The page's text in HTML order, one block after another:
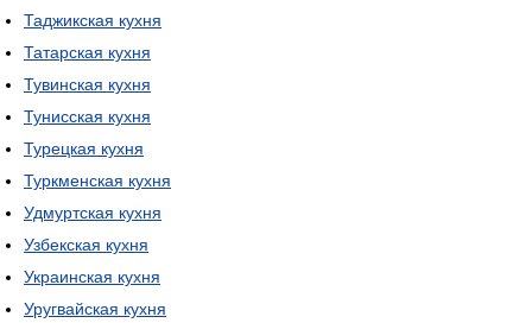
Таджикская кухня
Татарская кухня
Тувинская кухня
Тунисская кухня
Турецкая кухня
Туркменская кухня
Удмуртская кухня
Узбекская кухня
Украинская кухня
Уругвайская кухня